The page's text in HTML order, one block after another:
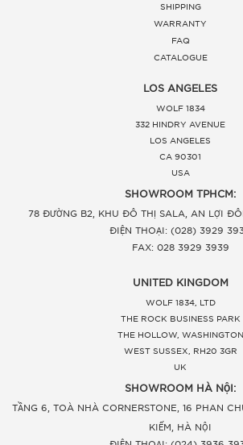
SHIPPING
WARRANTY
FAQ
CATALOGUE
LOS ANGELES
WOLF 1834
332 HINDRY AVENUE
LOS ANGELES
CA 90301
USA
SHOWROOM TPHCM:
78 ĐƯỜNG B2, KHU ĐÔ THỊ SALA, AN LỢI
ĐIỆN THOẠI: (028) 3929
FAX: 028 3929 3939
UNITED KINGDOM
WOLF 1834, LTD
THE ROCK BUSINESS PARK
THE HOLLOW, WASHINGTON
WEST SUSSEX, RH20 3GR
UK
SHOWROOM HÀ NỘI:
TẦNG 6, TOÀ NHÀ CORNERSTONE, 16 PHAN
KIẾM, HÀ NỘI